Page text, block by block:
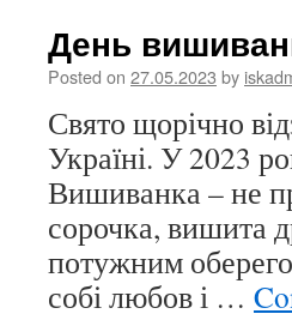
День
Posted on 27.05.2023 by
Свято щорічно
Україні. У 2023
Вишиванка – не
сорочка, вишита
потужним
собі любов і …